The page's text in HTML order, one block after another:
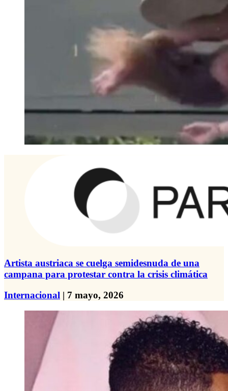
Artista austriaca se cuelga semidesnuda de una
campana para protestar contra la crisis climática
Internacional | 7 mayo, 2026